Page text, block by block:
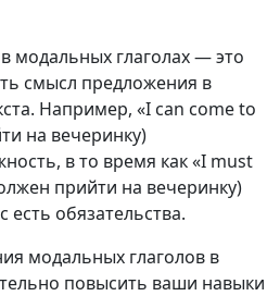
модальных глаголах — это
смысл предложения в
Например, «I can come to
на вечеринку)
в то время как «I must
прийти на вечеринку)
есть обязательства.
модальных глаголов в
повысить ваши навыки